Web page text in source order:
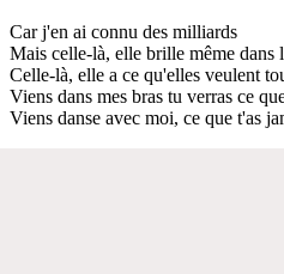
Car j'en ai connu des milliards
Mais celle-là, elle brille même dans
Celle-là, elle a ce qu'elles veulent
Viens dans mes bras tu verras ce
Viens danse avec moi, ce que t'as